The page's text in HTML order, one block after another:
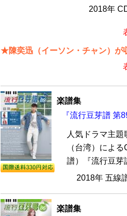
2018年
★陳奕迅（イーソン・チャン）が
楽譜集
『流行豆芽譜 第
人気ドラマ主
（台湾）によ
譜）『流行豆
2018年 五線
楽譜集